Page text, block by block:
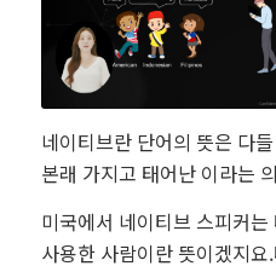
네이티브란 단어의 뜻은 다
본래 가지고 태어난 이라는
미국에서 네이티브 스피커
사용한 사람이란 뜻이겠지